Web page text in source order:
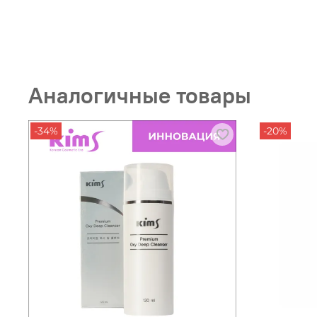
Аналогичные товары
-34% -20%